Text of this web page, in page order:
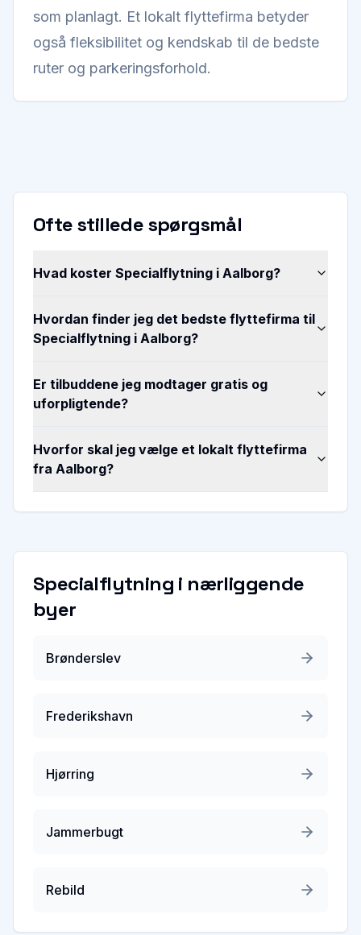
som planlagt. Et lokalt flyttefirma betyder
også fleksibilitet og kendskab til de bedste
ruter og parkeringsforhold.
Ofte stillede spørgsmål
Hvad koster Specialflytning i Aalborg?
Hvordan finder jeg det bedste flyttefirma til
Specialflytning i Aalborg?
Er tilbuddene jeg modtager gratis og
uforpligtende?
Hvorfor skal jeg vælge et lokalt flyttefirma
fra Aalborg?
Specialflytning i nærliggende
byer
Brønderslev
Frederikshavn
Hjørring
Jammerbugt
Rebild